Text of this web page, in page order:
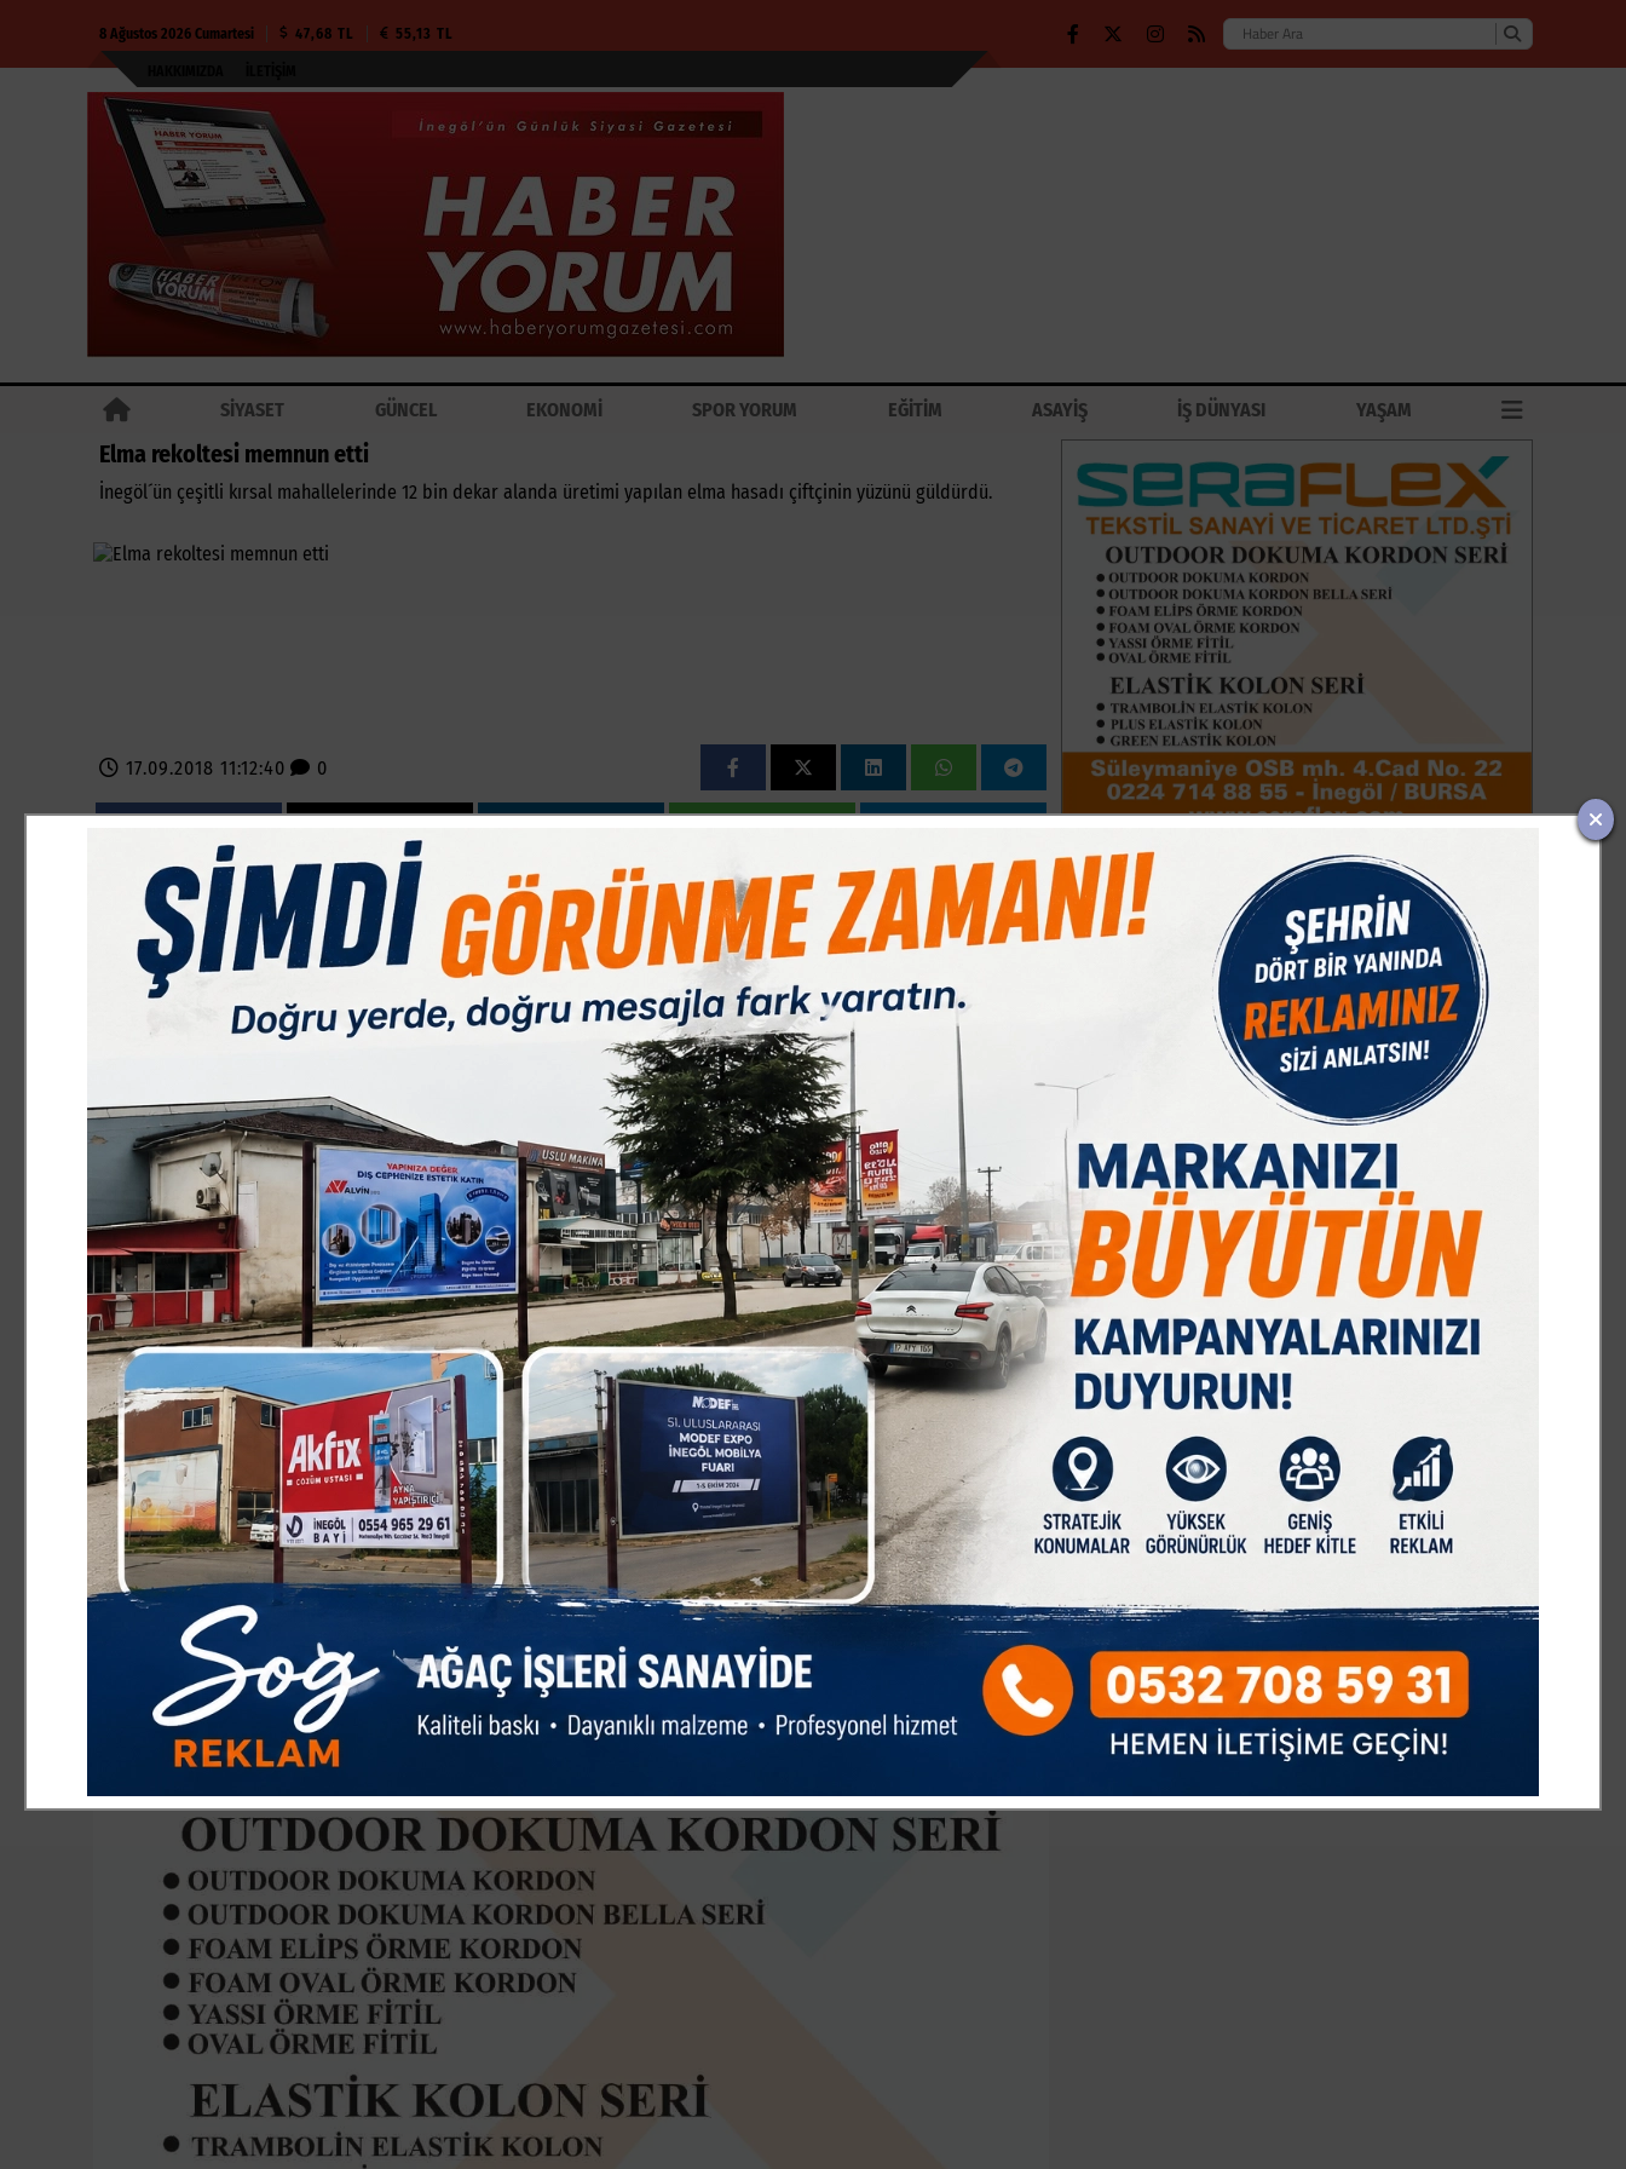
8 Ağustos 2026 Cumartesi 47,68 TL 55,13 TL
SİYASET GÜNCEL EKONOMİ SPOR YORUM EĞİTİM ASAYİŞ İŞ DÜNYASI YAŞAM
Elma rekoltesi memnun etti
İnegöl´ün çeşitli kırsal mahallelerinde 12 bin dekar alanda üretimi yapılan elma hasadı çiftçinin yüzünü güldürdü.
17.09.2018 11:12:40 0
Tarla sahibi ve Çeltikçi Mahallesi Muhtarı Rıdvan Uslu ,?Bu sene rekoltemiz oldukça iyi. Yüzde 50´ye yakın rekolte
artışımız var. Ürün kalitemizi güzel. Geçen sene rekoltemiz azdı kilosunu 1 liraya satmıştık. Bu sene rekoltemiz çok
kilosunu 1.25 TL ile 1.5 TL´ye satıyoruz. Geçen sene 35 ton ürün çıkan bu tarladan bu sene 60 ton civarında rekolte
bekliyoruz? dedi.
İLAÇ FİYATLARI ÜZDÜ
Geçtiğimiz yıl çiftçinin zor şartlarda ayakta kaldığını söyleyen Uslu, ?Bu sene de rekoltemiz iyi ama ilaç fiyatlarının
yüksekliği bizi üzüyor. İlaç fiyatlarında yüzde 40-60 arasında artış oldu. Devletimizin mazot ve ilaçlar konusunda bize
destek vermesini istiyoruz. Çiftçi desteklenmezse hayat biter. Çiftçilik tüm dünyanın geleceği ve yaşam kaynağıdır. Gıda
tüketemezsek ölürüz. O yüzden tarım politikalarına biraz daha önem verilmesi gerekiyor. Yine de Allah´a şükürler olsun,
biz şükreden insanlarız? ifadelerini kullandı.
Haber ve Fotoğraf: Osman GÜRBAŞ
BIST 100
17589,91
%-0,08
DOLAR
47,68
% 0,18
EURO
55,13
% 0,32
GRAM ALTIN
6659,69
% 2,59
Ç. ALTIN
10644,48
% 2,09